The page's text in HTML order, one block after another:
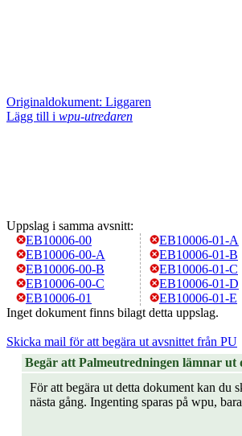
Originaldokument: Liggaren
Lägg till i wpu-utredaren
Uppslag i samma avsnitt:
EB10006-00
EB10006-00-A
EB10006-00-B
EB10006-00-C
EB10006-01
EB10006-01-A
EB10006-01-B
EB10006-01-C
EB10006-01-D
EB10006-01-E
Inget dokument finns bilagt detta uppslag.
Skicka mail för att begära ut avsnittet från PU
Begär att Palmeutredningen lämnar ut
För att begära ut detta dokument kan
nästa gång. Ingenting sparas på wpu,